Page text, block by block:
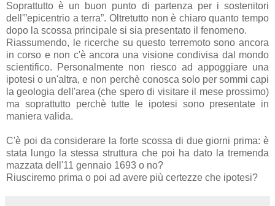
Soprattutto è un buon punto di partenza per i sostenitori
dell'”epicentrio a terra”. Oltretutto non è chiaro quanto tempo
dopo la scossa principale si sia presentato il fenomeno.
Riassumendo, le ricerche su questo terremoto sono ancora
in corso e non c'è ancora una visione condivisa dal mondo
scientifico. Personalmente non riesco ad appoggiare una
ipotesi o un'altra, e non perchè conosca solo per sommi capi
la geologia dell'area (che spero di visitare il mese prossimo)
ma soprattutto perchè tutte le ipotesi sono presentate in
maniera valida.
C'è poi da considerare la forte scossa di due giorni prima: è
stata lungo la stessa struttura che poi ha dato la tremenda
mazzata dell'11 gennaio 1693 o no?
Riusciremo prima o poi ad avere più certezze che ipotesi?